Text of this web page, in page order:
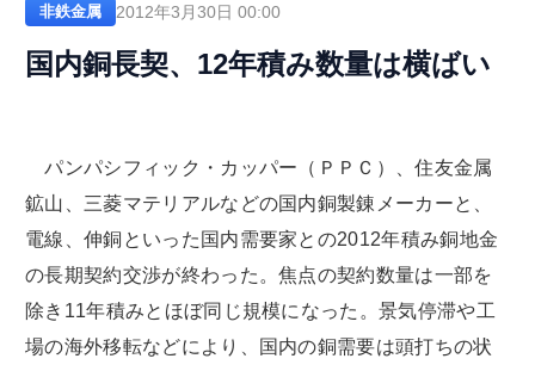
非鉄金属 2012年3月30日 00:00
国内銅長契、12年積み数量は横ばい
パンパシフィック・カッパー（ＰＰＣ）、住友金属
鉱山、三菱マテリアルなどの国内銅製錬メーカーと、
電線、伸銅といった国内需要家との2012年積み銅地金
の長期契約交渉が終わった。焦点の契約数量は一部を
除き11年積みとほぼ同じ規模になった。景気停滞や工
場の海外移転などにより、国内の銅需要は頭打ちの状